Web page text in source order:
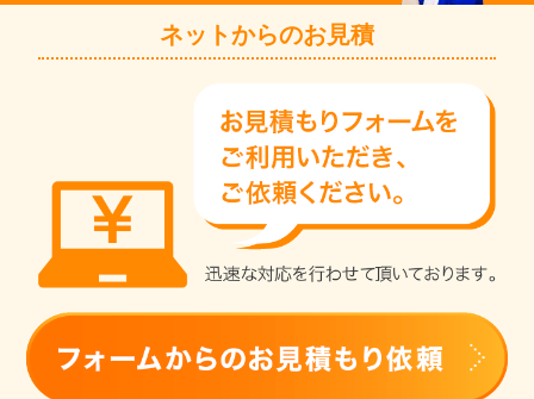
ネットからのお見積